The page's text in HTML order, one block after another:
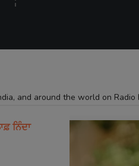
and around the world on Radio
ਨਿੰਦਾ